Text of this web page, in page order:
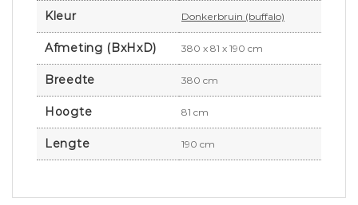
Kleur Donkerbruin (buffalo)
Afmeting (BxHxD) 380 x 81 x 190 cm
Breedte 380 cm
Hoogte 81 cm
Lengte 190 cm